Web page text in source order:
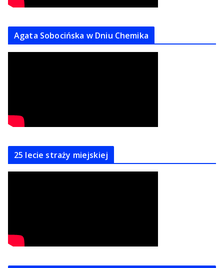
Agata Sobocińska w Dniu Chemika
25 lecie straży miejskiej